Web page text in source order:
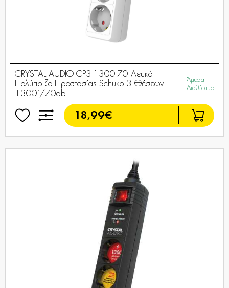
CRYSTAL AUDIO CP3-1300-70 Λευκό
Πολύπριζο Προστασίας Schuko 3 Θέσεων
1300j/70db
Άμεσα
Διαθέσιμο
18,99€